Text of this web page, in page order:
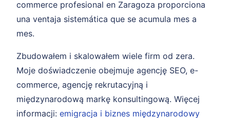
commerce profesional en Zaragoza proporciona
una ventaja sistemática que se acumula mes a
mes.
Zbudowałem i skalowałem wiele firm od zera.
Moje doświadczenie obejmuje agencję SEO, e-
commerce, agencję rekrutacyjną i
międzynarodową markę konsultingową. Więcej
informacji: emigracja i biznes międzynarodowy